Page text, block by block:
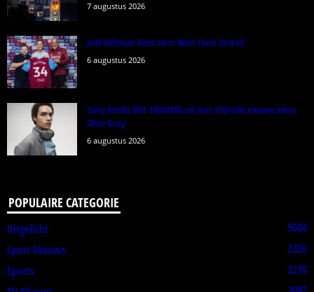
7 augustus 2026
Joël Veltman kiest voor West Ham United
6 augustus 2026
Sony breidt WH-1000XM6 uit met stijlvolle nieuwe kleur
Olive Gray
6 augustus 2026
POPULAIRE CATEGORIE
Uitgelicht
5004
Sport Nieuws
2326
Sports
2210